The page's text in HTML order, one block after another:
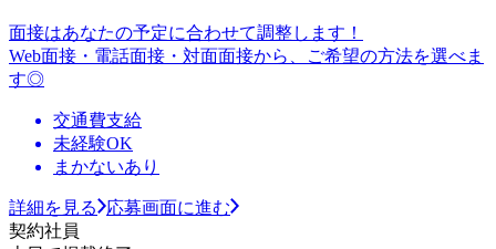
面接はあなたの予定に合わせて調整します！
Web面接・電話面接・対面面接から、ご希望の方法を選べま
す◎
交通費支給
未経験OK
まかないあり
詳細を見る
応募画面に進む
契約社員